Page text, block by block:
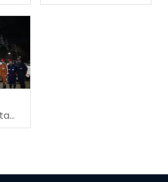
de
reparación de rutas